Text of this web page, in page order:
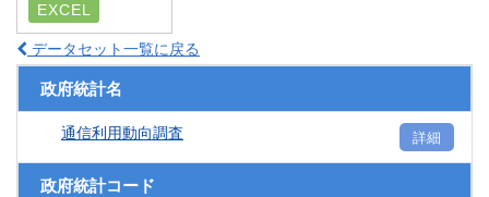
EXCEL
データセット一覧に戻る
政府統計名
通信利用動向調査 詳細
政府統計コード